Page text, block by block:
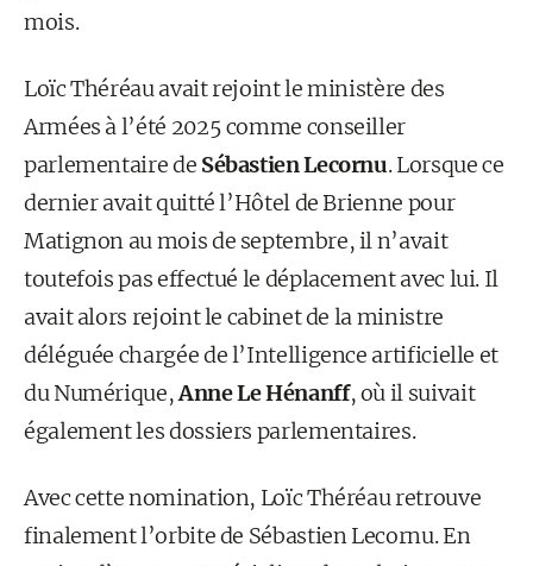
mois.
Loïc Théréau avait rejoint le ministère des
Armées à l’été 2025 comme conseiller
parlementaire de Sébastien Lecornu. Lorsque ce
dernier avait quitté l’Hôtel de Brienne pour
Matignon au mois de septembre, il n’avait
toutefois pas effectué le déplacement avec lui. Il
avait alors rejoint le cabinet de la ministre
déléguée chargée de l’Intelligence artificielle et
du Numérique,Anne Le Hénanff, où il suivait
également les dossiers parlementaires.
Avec cette nomination, Loïc Théréau retrouve
finalement l’orbite de Sébastien Lecornu. En